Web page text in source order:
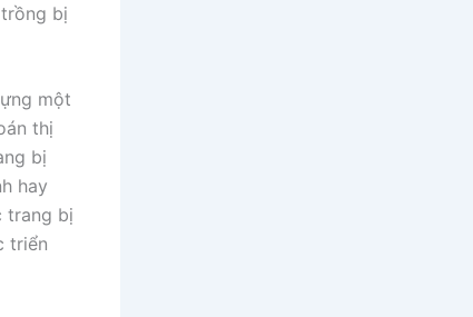
bị
một
thị
bị
hay
trang bị
triển